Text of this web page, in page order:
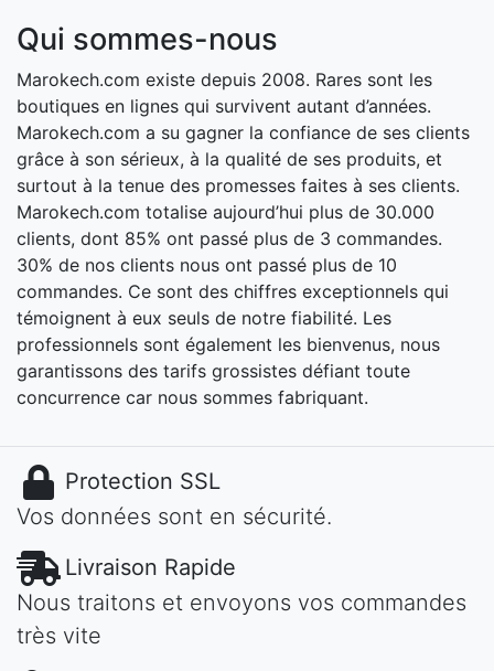
Qui sommes-nous
Marokech.com existe depuis 2008. Rares sont les
boutiques en lignes qui survivent autant d’années.
Marokech.com a su gagner la confiance de ses clients
grâce à son sérieux, à la qualité de ses produits, et
surtout à la tenue des promesses faites à ses clients.
Marokech.com totalise aujourd’hui plus de 30.000
clients, dont 85% ont passé plus de 3 commandes.
30% de nos clients nous ont passé plus de 10
commandes. Ce sont des chiffres exceptionnels qui
témoignent à eux seuls de notre fiabilité. Les
professionnels sont également les bienvenus, nous
garantissons des tarifs grossistes défiant toute
concurrence car nous sommes fabriquant.
Protection SSL
Vos données sont en sécurité.
Livraison Rapide
Nous traitons et envoyons vos commandes
très vite